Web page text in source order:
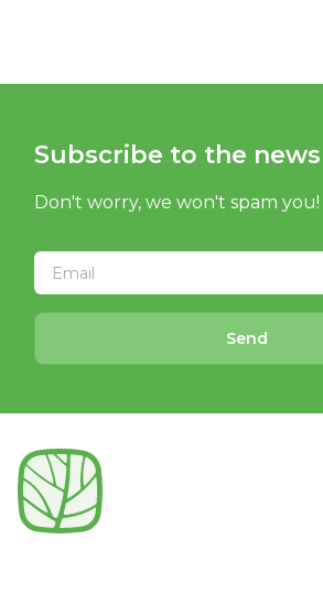
Subscribe to the
Don't worry, we won't spam you!
Send